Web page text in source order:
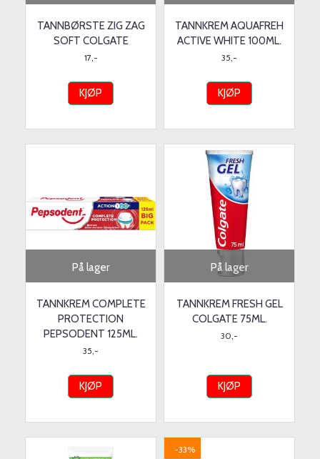
TANNBØRSTE ZIG ZAG
SOFT COLGATE
17,-
KJØP
TANNKREM AQUAFREH
ACTIVE WHITE 100ML.
35,-
KJØP
På lager
TANNKREM COMPLETE
PROTECTION
PEPSODENT 125ML.
35,-
KJØP
På lager
TANNKREM FRESH GEL
COLGATE 75ML.
30,-
KJØP
-33%